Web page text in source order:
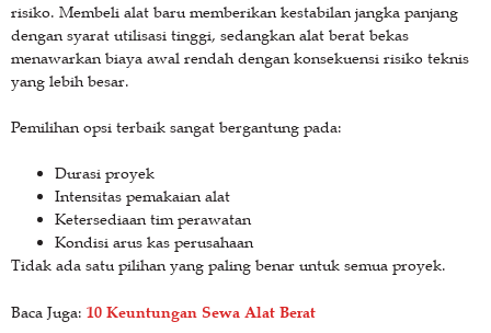
risiko. Membeli alat baru memberikan kestabilan jangka panjang
dengan syarat utilisasi tinggi, sedangkan alat berat bekas
menawarkan biaya awal rendah dengan konsekuensi risiko teknis
yang lebih besar.
Pemilihan opsi terbaik sangat bergantung pada:
Durasi proyek
Intensitas pemakaian alat
Ketersediaan tim perawatan
Kondisi arus kas perusahaan
Tidak ada satu pilihan yang paling benar untuk semua proyek.
Baca Juga: 10 Keuntungan Sewa Alat Berat